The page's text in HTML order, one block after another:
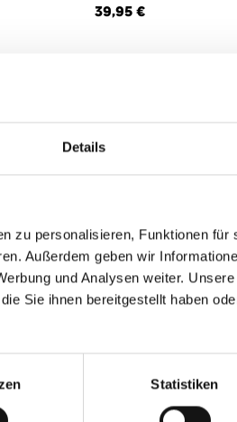
Details
zu personalisieren, Funktionen für
Außerdem geben wir
und Analysen weiter.
Sie ihnen bereitgestellt haben
Statistiken
39,95 €